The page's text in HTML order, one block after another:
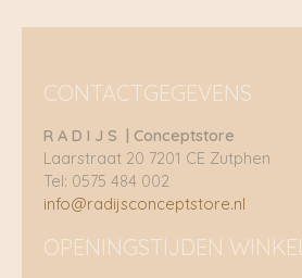
CONTACTGEGEVENS
R A D I J S | Conceptstore
Laarstraat 20 7201 CE Zutphen
Tel: 0575 484 002
info@radijsconceptstore.nl
OPENINGSTIJDEN WINKEL